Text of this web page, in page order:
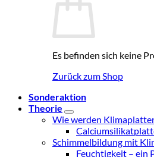
Es befinden sich keine
Zurück zum Shop
Sonderaktion
Theorie
Wie werden
Schimmelbildung mit
Feuchtigkeit – ein